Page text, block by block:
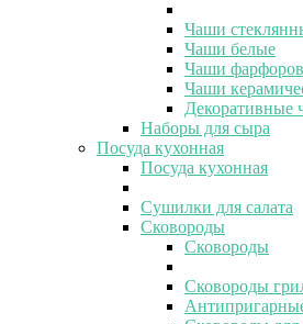
Чаши
Чаши белые
Чаши
Чаши
Декоративные
Наборы для сыра
Посуда кухонная
Посуда кухонная
Сушилки для салата
Сковороды
Сковороды
Сковороды